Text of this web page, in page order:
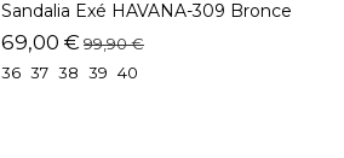
Sandalia Exé HAVANA-309 Bronce
69,00 € 99,90 €
36 37 38 39 40